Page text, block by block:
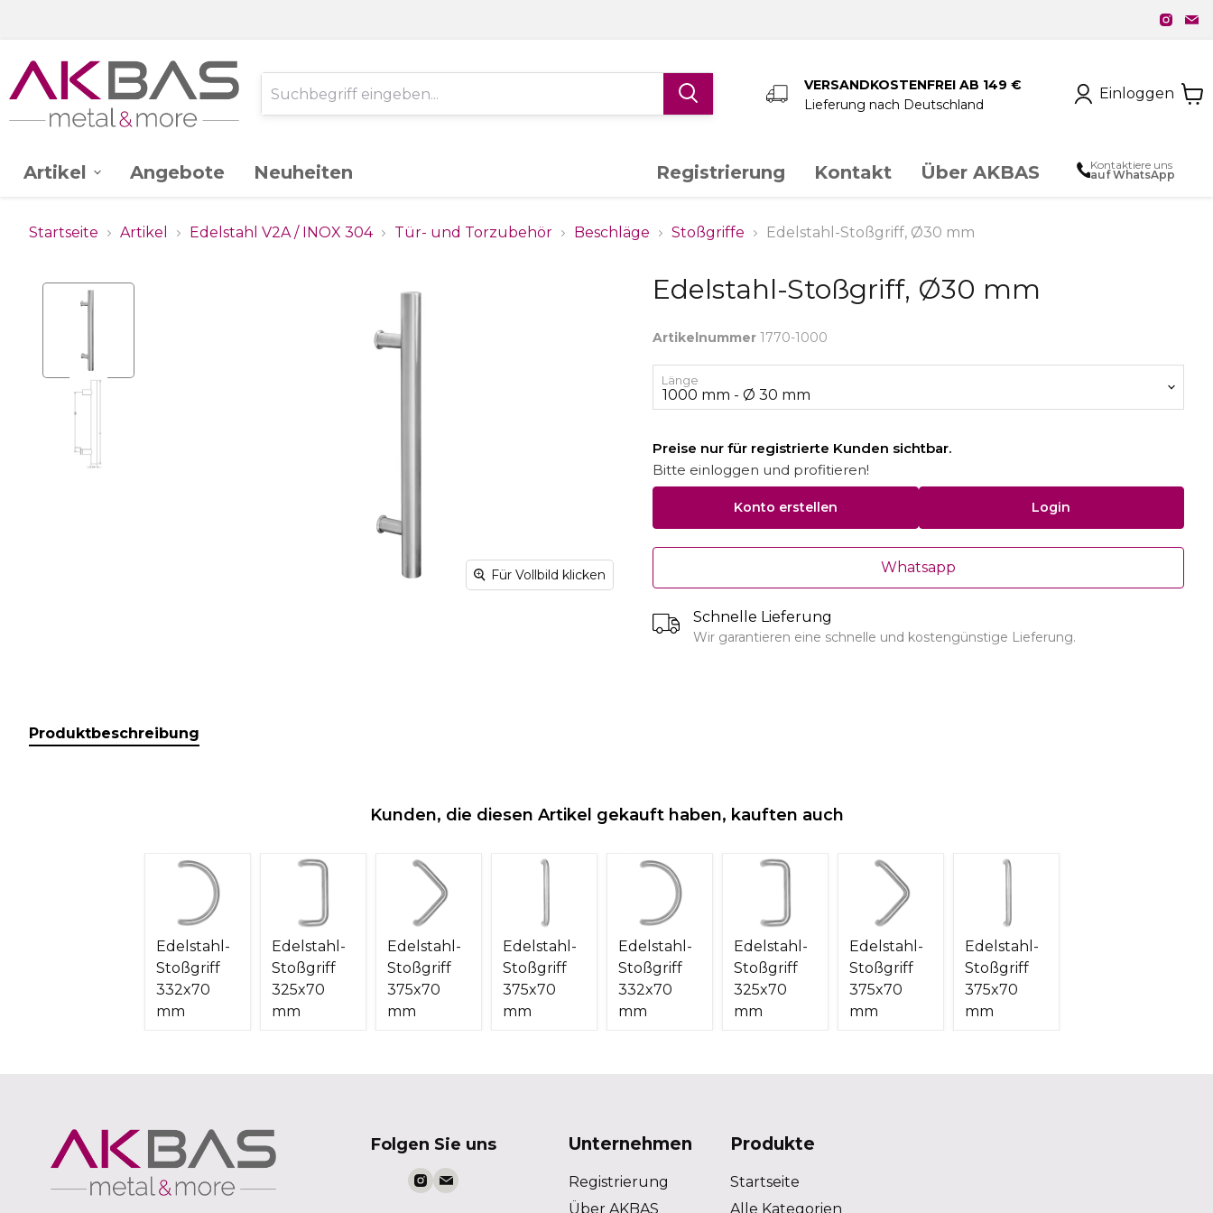
VERSANDKOSTENFREI AB 149 €
Lieferung nach Deutschland
Einloggen
Artikel
AK -
Edelstahl V2A Edelstahl V4A Aluminium Kunstschmiedeeisen
Schloss & Zubehör
Schlossereibedarf Messing Sonderanfertigungen
Angebote Neuheiten Registrierung Kontakt Über AKBAS Kontaktiere uns
auf WhatsApp
Startseite Artikel Edelstahl V2A / INOX 304 Tür- und Torzubehör Beschläge Stoßgriffe Edelstahl-Stoßgriff, Ø30 mm
Für Vollbild klicken
Edelstahl-Stoßgriff, Ø30 mm
Artikelnummer1770-1000
Länge
Preise nur für registrierte Kunden sichtbar.
Bitte einloggen und profitieren!
Konto erstellen Login
Whatsapp
Schnelle Lieferung
Wir garantieren eine schnelle und kostengünstige Lieferung.
Produktbeschreibung
Kunden, die diesen Artikel gekauft haben, kauften auch
Edelstahl-
Stoßgriff
332x70
mm
Edelstahl-
Stoßgriff
325x70
mm
Edelstahl-
Stoßgriff
375x70
mm
Edelstahl-
Stoßgriff
375x70
mm
Edelstahl-
Stoßgriff
332x70
mm
Edelstahl-
Stoßgriff
325x70
mm
Edelstahl-
Stoßgriff
375x70
mm
Edelstahl-
Stoßgriff
375x70
mm
Folgen Sie uns Unternehmen
Registrierung
Über AKBAS
Produkte
Startseite
Alle Kategorien